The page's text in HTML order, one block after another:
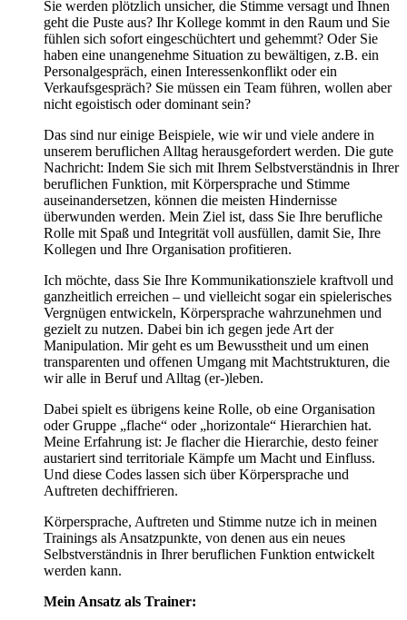
Sie werden plötzlich unsicher, die Stimme versagt und Ihnen
geht die Puste aus? Ihr Kollege kommt in den Raum und Sie
fühlen sich sofort eingeschüchtert und gehemmt? Oder Sie
haben eine unangenehme Situation zu bewältigen, z.B. ein
Personalgespräch, einen Interessenkonflikt oder ein
Verkaufsgespräch? Sie müssen ein Team führen, wollen aber
nicht egoistisch oder dominant sein?
Das sind nur einige Beispiele, wie wir und viele andere in
unserem beruflichen Alltag herausgefordert werden. Die gute
Nachricht: Indem Sie sich mit Ihrem Selbstverständnis in Ihrer
beruflichen Funktion, mit Körpersprache und Stimme
auseinandersetzen, können die meisten Hindernisse
überwunden werden. Mein Ziel ist, dass Sie Ihre berufliche
Rolle mit Spaß und Integrität voll ausfüllen, damit Sie, Ihre
Kollegen und Ihre Organisation profitieren.
Ich möchte, dass Sie Ihre Kommunikationsziele kraftvoll und
ganzheitlich erreichen – und vielleicht sogar ein spielerisches
Vergnügen entwickeln, Körpersprache wahrzunehmen und
gezielt zu nutzen. Dabei bin ich gegen jede Art der
Manipulation. Mir geht es um Bewusstheit und um einen
transparenten und offenen Umgang mit Machtstrukturen, die
wir alle in Beruf und Alltag (er-)leben.
Dabei spielt es übrigens keine Rolle, ob eine Organisation
oder Gruppe „flache“ oder „horizontale“ Hierarchien hat.
Meine Erfahrung ist: Je flacher die Hierarchie, desto feiner
austariert sind territoriale Kämpfe um Macht und Einfluss.
Und diese Codes lassen sich über Körpersprache und
Auftreten dechiffrieren.
Körpersprache, Auftreten und Stimme nutze ich in meinen
Trainings als Ansatzpunkte, von denen aus ein neues
Selbstverständnis in Ihrer beruflichen Funktion entwickelt
werden kann.
Mein Ansatz als Trainer: